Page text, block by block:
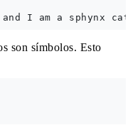
son símbolos. Esto